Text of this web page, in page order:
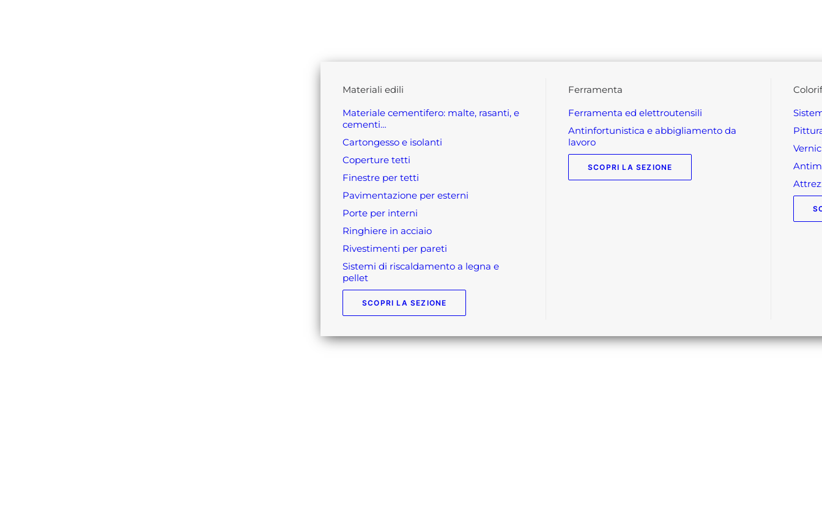
materiali edili
materiale cementifero: malte, rasanti, e
cementi…
cartongesso e isolanti
coperture tetti
finestre per tetti
pavimentazione per esterni
porte per interni
ringhiere in acciaio
rivestimenti per pareti
sistemi di riscaldamento a legna e
pellet
SCOPRI LA SEZIONE
ferramenta
ferramenta ed elettroutensili
antinfortunistica e abbigliamento da
lavoro
SCOPRI LA SEZIONE